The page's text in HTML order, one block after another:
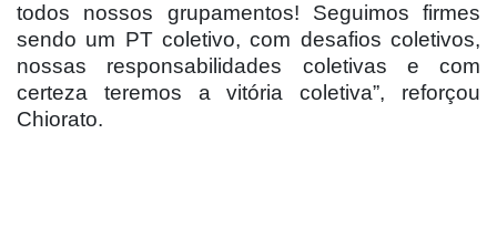
todos nossos grupamentos! Seguimos firmes
sendo um PT coletivo, com desafios coletivos,
nossas responsabilidades coletivas e com
certeza teremos a vitória coletiva”, reforçou
Chiorato.